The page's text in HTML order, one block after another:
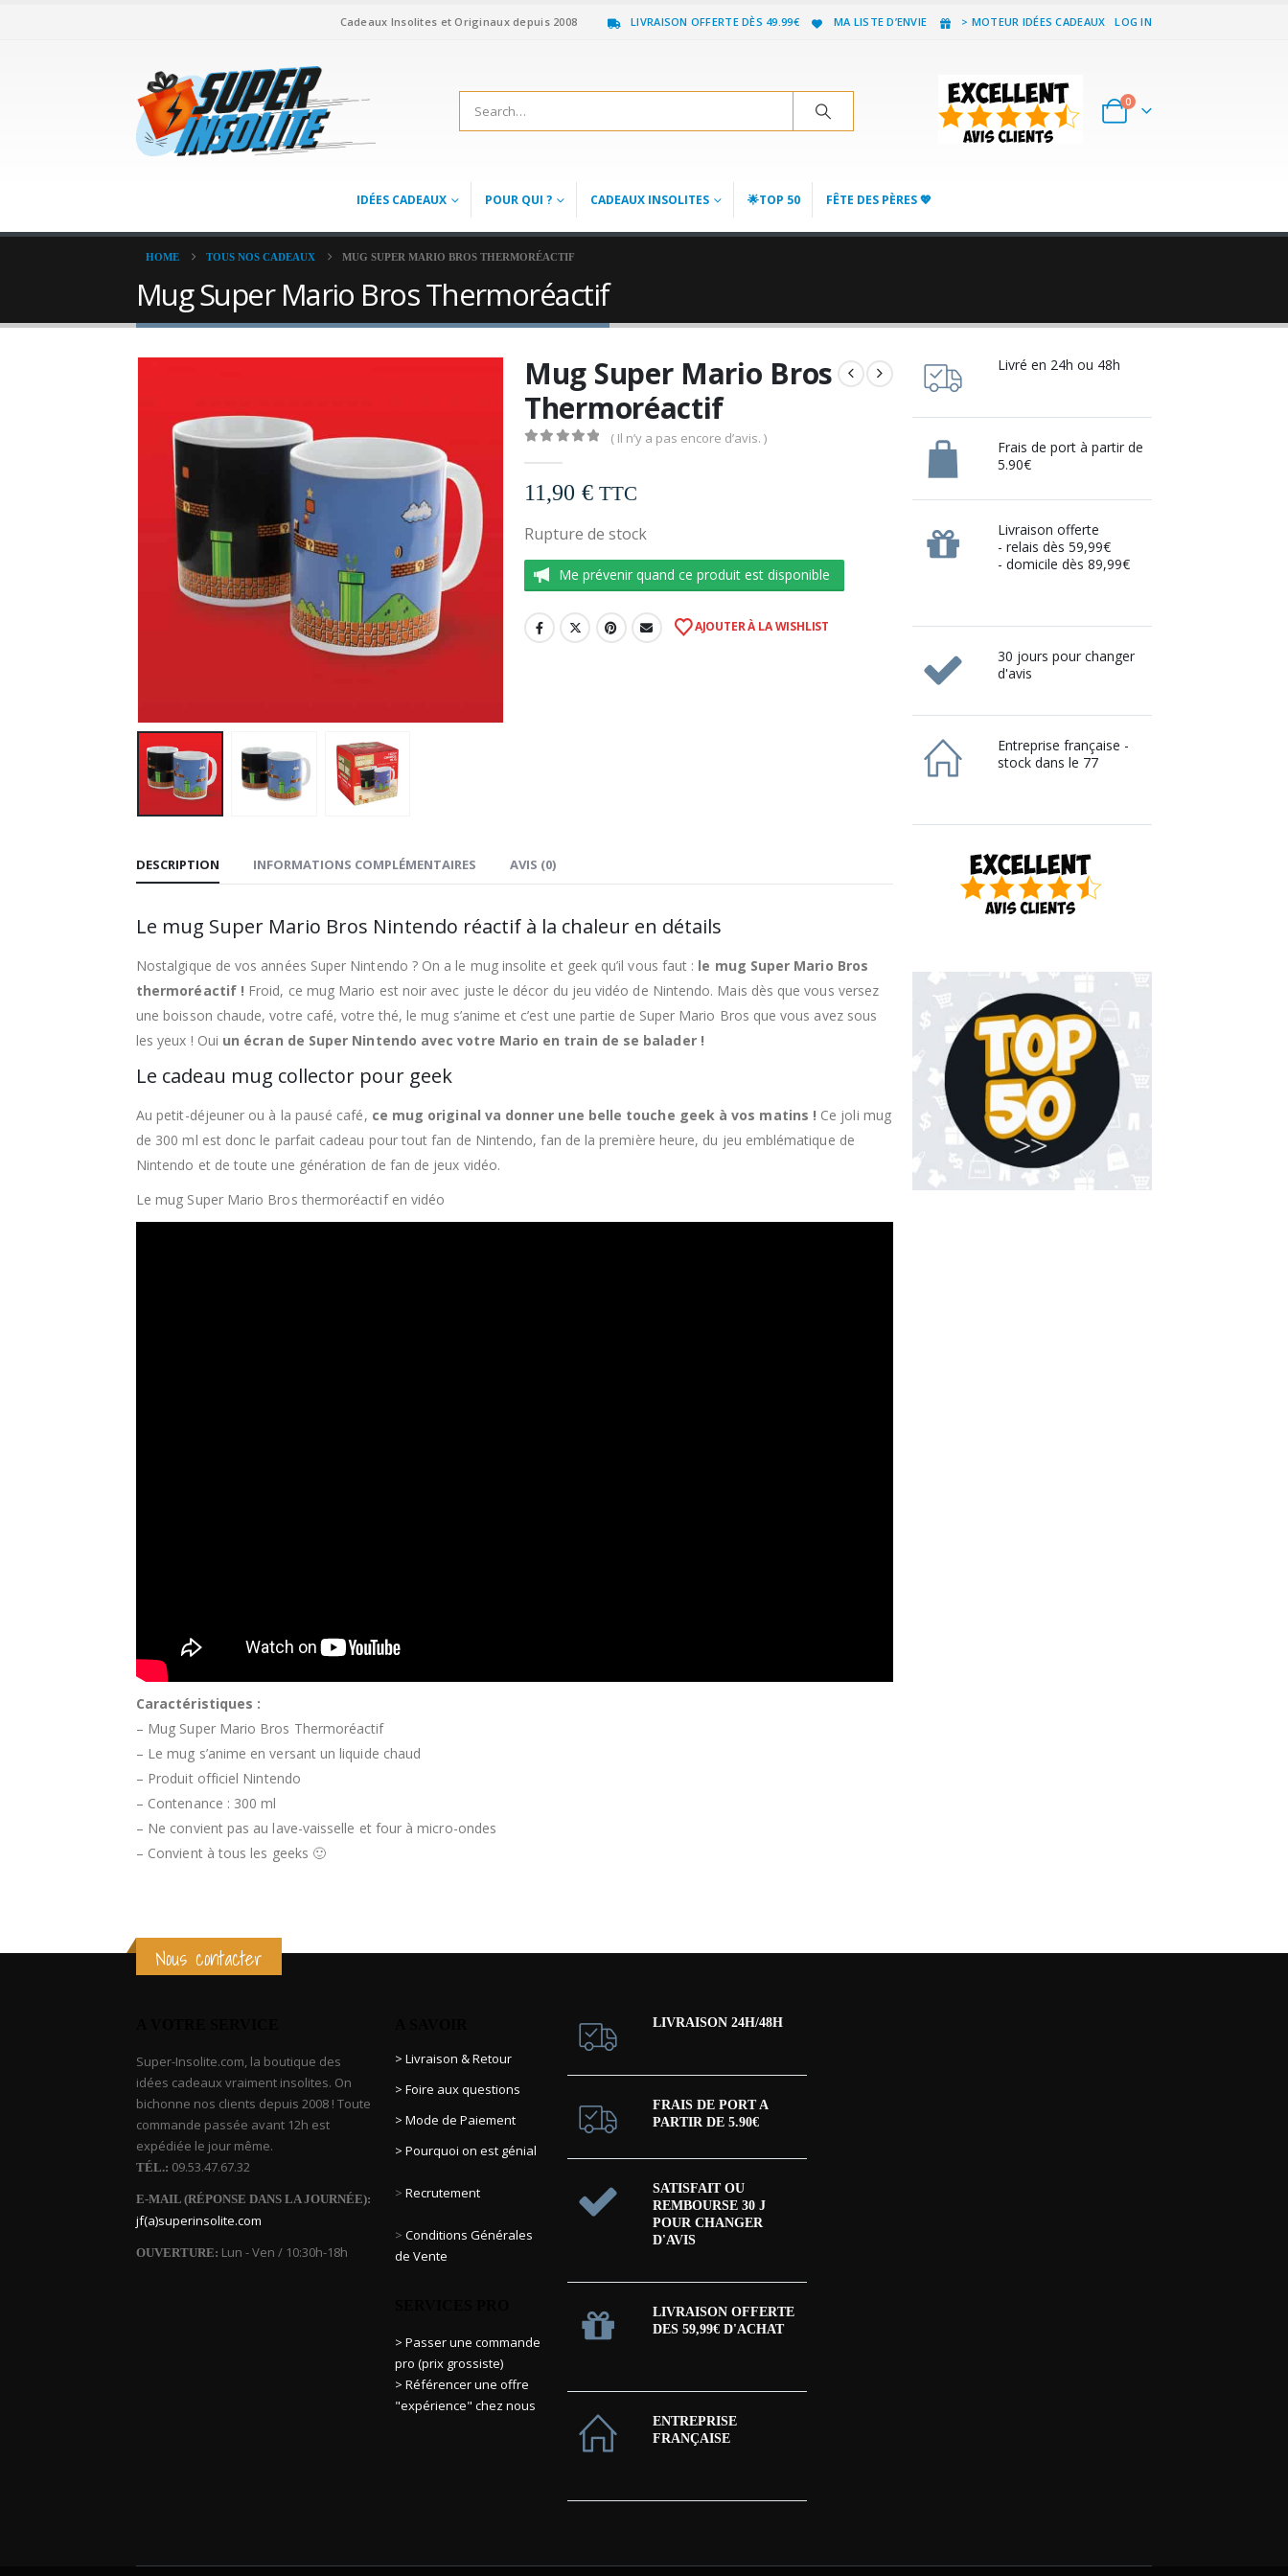
Cadeaux Insolites et Originaux depuis 2008 LIVRAISON OFFERTE DÈS 49.99€ MA LISTE D’ENVIE > MOTEUR IDÉES CADEAUX LOG IN
0
IDÉES CADEAUX POUR QUI ? CADEAUX INSOLITES 🌟TOP 50 FÊTE DES PÈRES 💖
HOME TOUS NOS CADEAUX MUG SUPER MARIO BROS THERMORÉACTIF
Mug Super Mario Bros Thermoréactif
Mug Super Mario Bros
Thermoréactif
( Il n’y a pas encore d’avis. )
11,90 € TTC
Rupture de stock
Me prévenir quand ce produit est disponible
AJOUTER À LA WISHLIST
DESCRIPTION INFORMATIONS COMPLÉMENTAIRES AVIS (0)
Le mug Super Mario Bros Nintendo réactif à la chaleur en détails
Nostalgique de vos années Super Nintendo ? On a le mug insolite et geek qu’il vous faut : le mug Super Mario Bros
thermoréactif ! Froid, ce mug Mario est noir avec juste le décor du jeu vidéo de Nintendo. Mais dès que vous versez
une boisson chaude, votre café, votre thé, le mug s’anime et c’est une partie de Super Mario Bros que vous avez sous
les yeux ! Oui un écran de Super Nintendo avec votre Mario en train de se balader !
Le cadeau mug collector pour geek
Au petit-déjeuner ou à la pausé café, ce mug original va donner une belle touche geek à vos matins ! Ce joli mug
de 300 ml est donc le parfait cadeau pour tout fan de Nintendo, fan de la première heure, du jeu emblématique de
Nintendo et de toute une génération de fan de jeux vidéo.
Le mug Super Mario Bros thermoréactif en vidéo
Caractéristiques :
– Mug Super Mario Bros Thermoréactif
– Le mug s’anime en versant un liquide chaud
– Produit officiel Nintendo
– Contenance : 300 ml
– Ne convient pas au lave-vaisselle et four à micro-ondes
– Convient à tous les geeks 🙂
Livré en 24h ou 48h
Frais de port à partir de
5.90€
Livraison offerte
- relais dès 59,99€
- domicile dès 89,99€
30 jours pour changer
d'avis
Entreprise française -
stock dans le 77
Nous contacter
Super-Insolite.com, la boutique des
idées cadeaux vraiment insolites. On
bichonne nos clients depuis 2008 ! Toute
commande passée avant 12h est
expédiée le jour même.
TÉL.: 09.53.47.67.32
E-MAIL (RÉPONSE DANS LA JOURNÉE):
jf(a)superinsolite.com
OUVERTURE: Lun - Ven / 10:30h-18h
> Livraison & Retour
> Foire aux questions
> Mode de Paiement
> Pourquoi on est génial
> Recrutement
> Conditions Générales
de Vente
> Passer une commande
pro (prix grossiste)
> Référencer une offre
"expérience" chez nous
LIVRAISON 24H/48H
FRAIS DE PORT A
PARTIR DE 5.90€
SATISFAIT OU
REMBOURSE 30 J
POUR CHANGER
D'AVIS
LIVRAISON OFFERTE
DES 59,99€ D'ACHAT
ENTREPRISE
FRANÇAISE